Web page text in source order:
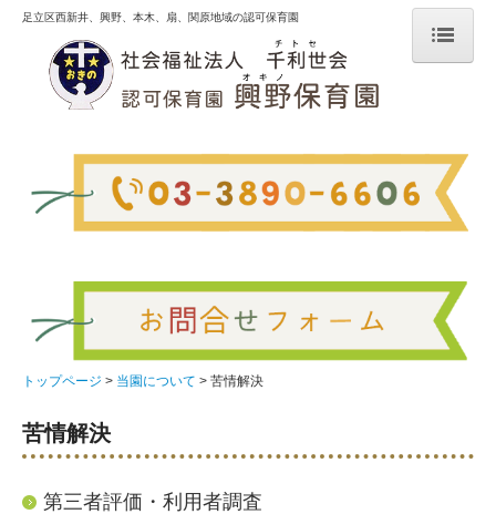
トップページ
園の歩み
施設紹介
苦情解決
新着情報
重要事項について
一日の流れ
入園のご案内
足立区西新井、興野、本木、扇、関原地域の認可保育園
トップページ 当園について 苦情解決
苦情解決
第三者評価・利用者調査